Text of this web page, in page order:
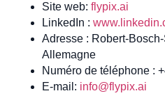
Site web: flypix.ai
LinkedIn :
Adresse : Robert-
Allemagne
Numéro de téléphone :
E-mail: info@flypix.ai